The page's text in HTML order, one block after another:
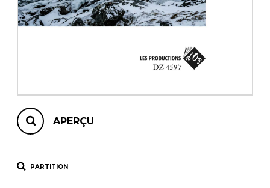
APERÇU
PARTITION